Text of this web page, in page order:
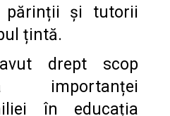
și tutorii
țintă.
drept scop
importanței
în educația